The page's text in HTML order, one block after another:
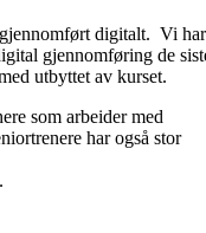
digitalt. Vi har
gjennomføring de
utbyttet av kurset.
som arbeider med
har også stor